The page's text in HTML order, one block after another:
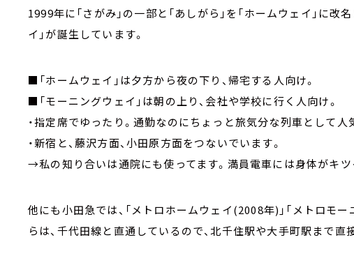
1999年に「さがみ」の一部と「あしがら」を「ホームウェイ」に改
イ」が誕生しています。
■「ホームウェイ」は夕方から夜の下り、帰宅する人向け。
■「モーニングウェイ」は朝の上り、会社や学校に行く人向け。
・指定席でゆったり。通勤なのにちょっと旅気分な列車として人
・新宿と、藤沢方面、小田原方面をつないでいます。
→私の知り合いは通院にも使ってます。満員電車には身体がキツ
他にも小田急では、「メトロホームウェイ(2008年)」「メトロモ
らは、千代田線と直通しているので、北千住駅や大手町駅まで直